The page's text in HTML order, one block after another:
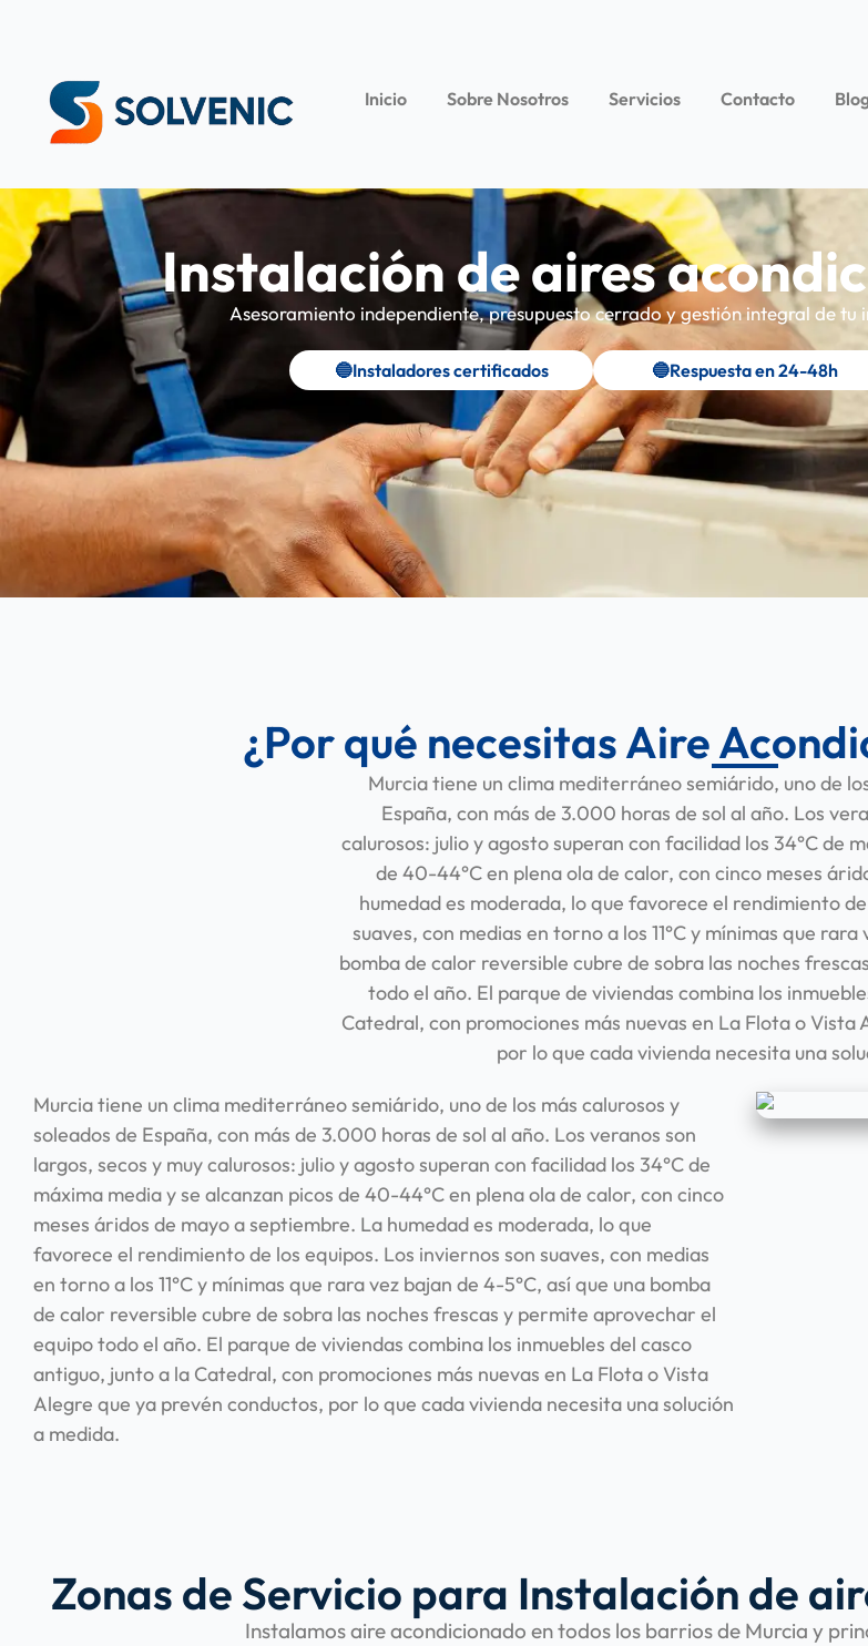
Inicio Sobre Nosotros Servicios Contacto
Instalación de aires
Asesoramiento independiente, presupuesto cerrado y gestión integral de
🔵Instaladores certificados 🔵Respuesta en 24-48h
¿Por qué necesitas Aire
Murcia tiene un clima mediterráneo semiárido, uno de
España, con más de 3.000 horas de sol al año. Los
calurosos: julio y agosto superan con facilidad los 34°C de
de 40-44°C en plena ola de calor, con cinco meses
humedad es moderada, lo que favorece el rendimiento
suaves, con medias en torno a los 11°C y mínimas que
bomba de calor reversible cubre de sobra las noches
todo el año. El parque de viviendas combina los
Catedral, con promociones más nuevas en La Flota o Vista
por lo que cada vivienda necesita una
Murcia tiene un clima mediterráneo semiárido, uno de los más calurosos y
soleados de España, con más de 3.000 horas de sol al año. Los veranos son
largos, secos y muy calurosos: julio y agosto superan con facilidad los 34°C de
máxima media y se alcanzan picos de 40-44°C en plena ola de calor, con cinco
meses áridos de mayo a septiembre. La humedad es moderada, lo que
favorece el rendimiento de los equipos. Los inviernos son suaves, con medias
en torno a los 11°C y mínimas que rara vez bajan de 4-5°C, así que una bomba
de calor reversible cubre de sobra las noches frescas y permite aprovechar el
equipo todo el año. El parque de viviendas combina los inmuebles del casco
antiguo, junto a la Catedral, con promociones más nuevas en La Flota o Vista
Alegre que ya prevén conductos, por lo que cada vivienda necesita una solución
a medida.
Zonas de Servicio para Instalación de
Instalamos aire acondicionado en todos los barrios de Murcia y